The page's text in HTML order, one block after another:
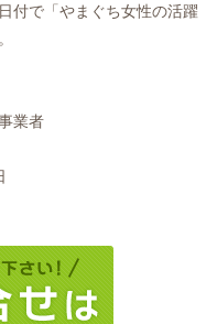
付で「やまぐち女性の活躍
業者